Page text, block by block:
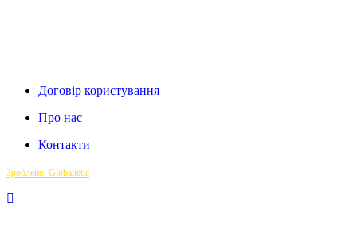
Договір користування
Про нас
Контакти
Зроблено: Globalistic